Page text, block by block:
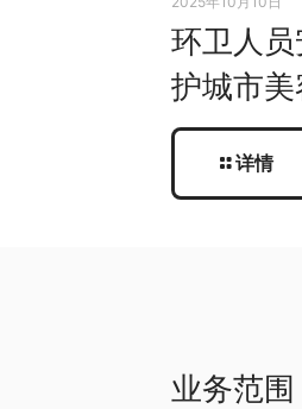
环卫人
护城市
详情
业务范围